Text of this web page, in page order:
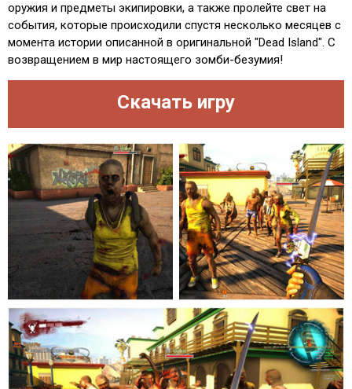
оружия и предметы экипировки, а также пролейте свет на
события, которые происходили спустя несколько месяцев с
момента истории описанной в оригинальной "Dead Island". С
возвращением в мир настоящего зомби-безумия!
Скачать игру